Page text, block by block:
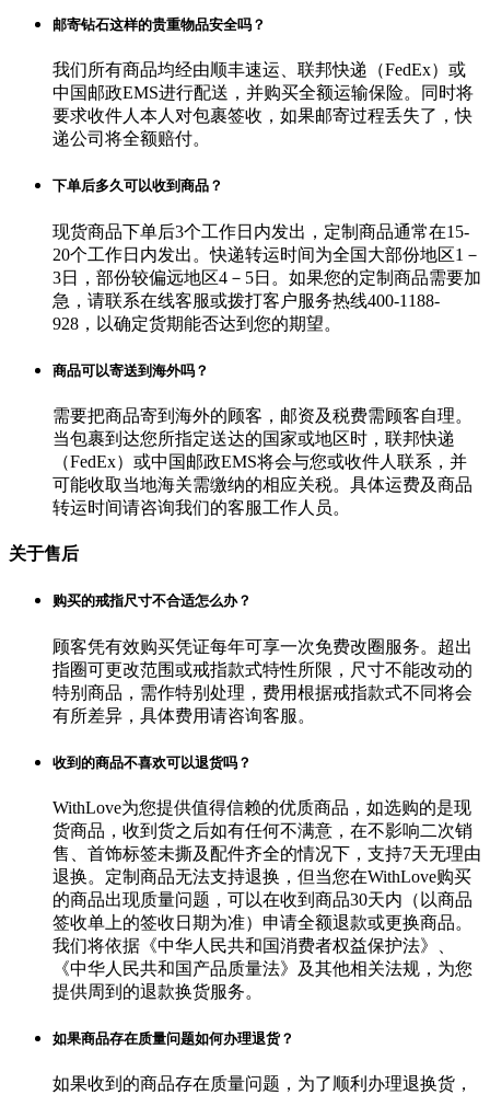
邮寄钻石这样的贵重物品安全吗？
我们所有商品均经由顺丰速运、联邦快递（FedEx）或
中国邮政EMS进行配送，并购买全额运输保险。同时将
要求收件人本人对包裹签收，如果邮寄过程丢失了，快
递公司将全额赔付。
下单后多久可以收到商品？
现货商品下单后3个工作日内发出，定制商品通常在15-
20个工作日内发出。快递转运时间为全国大部份地区1－
3日，部份较偏远地区4－5日。如果您的定制商品需要加
急，请联系在线客服或拨打客户服务热线400-1188-
928，以确定货期能否达到您的期望。
商品可以寄送到海外吗？
需要把商品寄到海外的顾客，邮资及税费需顾客自理。
当包裹到达您所指定送达的国家或地区时，联邦快递
（FedEx）或中国邮政EMS将会与您或收件人联系，并
可能收取当地海关需缴纳的相应关税。具体运费及商品
转运时间请咨询我们的客服工作人员。
关于售后
购买的戒指尺寸不合适怎么办？
顾客凭有效购买凭证每年可享一次免费改圈服务。超出
指圈可更改范围或戒指款式特性所限，尺寸不能改动的
特别商品，需作特别处理，费用根据戒指款式不同将会
有所差异，具体费用请咨询客服。
收到的商品不喜欢可以退货吗？
WithLove为您提供值得信赖的优质商品，如选购的是现
货商品，收到货之后如有任何不满意，在不影响二次销
售、首饰标签未撕及配件齐全的情况下，支持7天无理由
退换。定制商品无法支持退换，但当您在WithLove购买
的商品出现质量问题，可以在收到商品30天内（以商品
签收单上的签收日期为准）申请全额退款或更换商品。
我们将依据《中华人民共和国消费者权益保护法》、
《中华人民共和国产品质量法》及其他相关法规，为您
提供周到的退款换货服务。
如果商品存在质量问题如何办理退货？
如果收到的商品存在质量问题，为了顺利办理退换货，